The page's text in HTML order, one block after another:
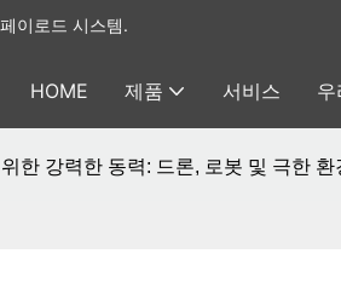
이로드 시스템.
HOME 제품 서비스 우
한 강력한 동력: 드론, 로봇 및 극한